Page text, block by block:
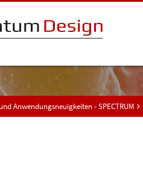
Anwendungsneuigkeiten - SPECTRUM